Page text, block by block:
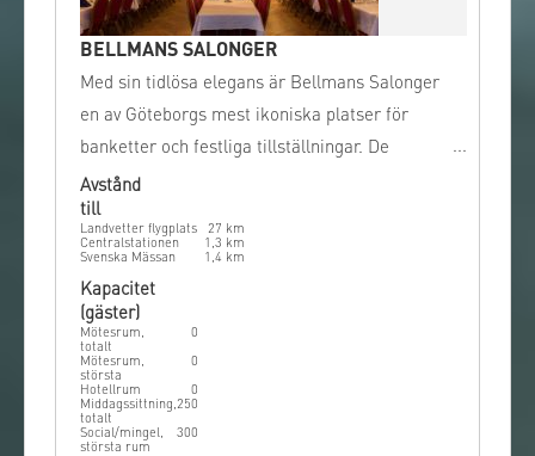
BELLMANS SALONGER
Med sin tidlösa elegans är Bellmans Salonger
en av Göteborgs mest ikoniska platser för
banketter och festliga tillställningar. De
vackert restaurerade salongerna förenar
klassisk charm med modern funktionalitet
mitt i staden.
Avstånd
till
Landvetter flygplats 27 km
Centralstationen
1,3 km
Svenska Mässan
1,4 km
Kapacitet
(gäster)
Mötesrum,
totalt
0
Mötesrum,
största
0
Hotellrum
0
Middagssittning,
totalt
250
Social/mingel,
största rum
300